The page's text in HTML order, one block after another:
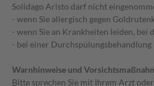
Solidago Aristo darf nicht
- wenn Sie allergisch gegen
- wenn Sie an Krankheiten leiden, bei
- bei einer
Warnhinweise und
Bitte sprechen Sie mit Ihrem Arzt